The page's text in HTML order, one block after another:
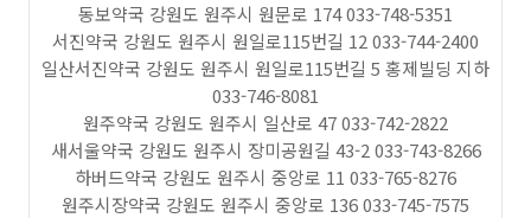
동보약국 강원도 원주시 원문로 174 033-748-5351
서진약국 강원도 원주시 원일로115번길 12 033-744-2400
일산서진약국 강원도 원주시 원일로115번길 5 홍제빌딩 지하
033-746-8081
원주약국 강원도 원주시 일산로 47 033-742-2822
새서울약국 강원도 원주시 장미공원길 43-2 033-743-8266
하버드약국 강원도 원주시 중앙로 11 033-765-8276
원주시장약국 강원도 원주시 중앙로 136 033-745-7575